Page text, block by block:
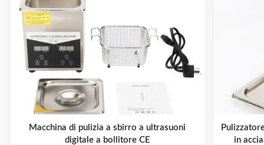
Macchina di pulizia a sbirro a ultrasuoni
digitale a bollitore CE
in